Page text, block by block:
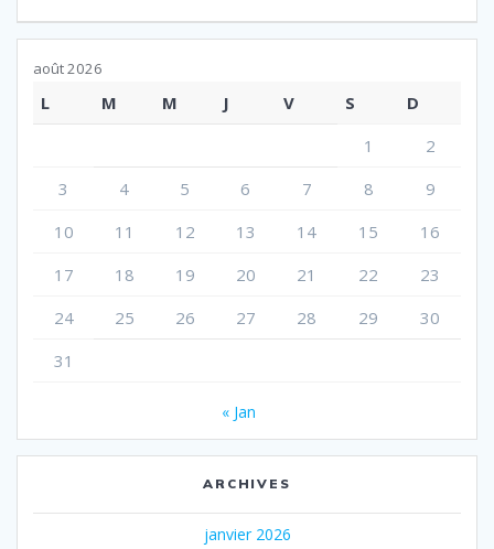
l’article
août 2026
L M M J V S
D
1
2
3
4 5 6 7 8
9
10
11 12 13 14 15
16
17
18 19 20 21 22
23
24
25 26 27 28 29
30
31
« Jan
ARCHIVES
janvier 2026